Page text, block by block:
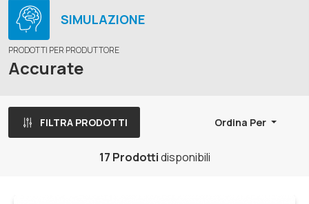
SIMULAZIONE
PRODOTTI PER PRODUTTORE
Accurate
FILTRA PRODOTTI Ordina Per
17 Prodottidisponibili